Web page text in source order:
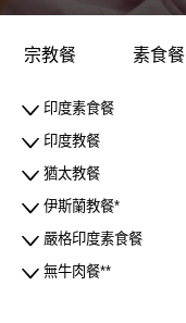
宗教餐 素食餐
印度素食餐
印度教餐
猶太教餐
伊斯蘭教餐*
嚴格印度素食餐
無牛肉餐**